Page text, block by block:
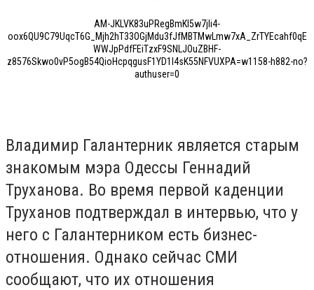
AM-JKLVK83uPRegBmKl5w7jli4-
oox6QU9C79UqcT6G_Mjh2hT33OGjMdu3fJfMBTMwLmw7xA_ZrTYEcahf0qE
WWJpPdfFEiTzxF9SNLJOuZBHF-
z8576Skwo0vP5ogB54QioHcpqgusF1YD1l4sK55NFVUXPA=w1158-h882-no?
authuser=0
Владимир Галантерник является старым
знакомым мэра Одессы Геннадий
Труханова. Во время первой каденции
Труханов подтверждал в интервью, что у
него с Галантерником есть бизнес-
отношения. Однако сейчас СМИ
сообщают, что их отношения